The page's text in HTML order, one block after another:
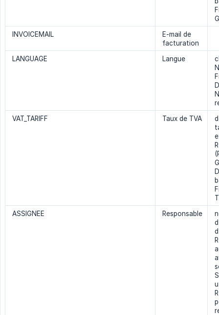
INVOICEMAIL
E-mail de
facturation
LANGUAGE
Langue
VAT_TARIFF
Taux de TVA
ASSIGNEE
Responsable